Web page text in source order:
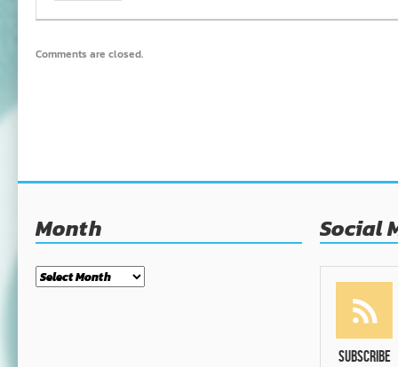
Comments are closed.
Month
Month
Social
Subscribe